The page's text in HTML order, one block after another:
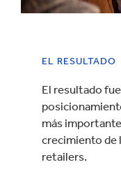
EL RESULTADO
El resultado
más
crecimiento de
retailers.